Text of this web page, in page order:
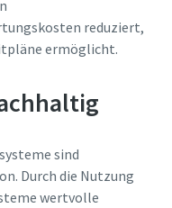
reduziert,
ermöglicht.
sind
Durch die Nutzung
wertvolle